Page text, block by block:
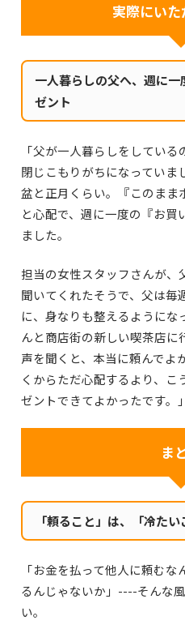
実際にい
一人暮らしの父へ、週に
ゼント
「父が一人暮らしをしてい
閉じこもりがちになっていま
盆と正月くらい。『このまま
と心配で、週に一度の『お買
ました。
担当の女性スタッフさんが、
聞いてくれたそうで、父は毎
に、身なりも整えるようにな
んと商店街の新しい喫茶店
声を聞くと、本当に頼んでよ
くからただ心配するより、こ
ゼントできてよかったです。」
ま
「頼ること」は、「冷た
「お金を払って他人に頼む
るんじゃないか」----そんな
い。